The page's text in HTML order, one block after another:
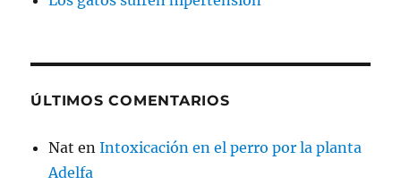
ÚLTIMOS COMENTARIOS
Nat enIntoxicación en el perro por la planta
Adelfa